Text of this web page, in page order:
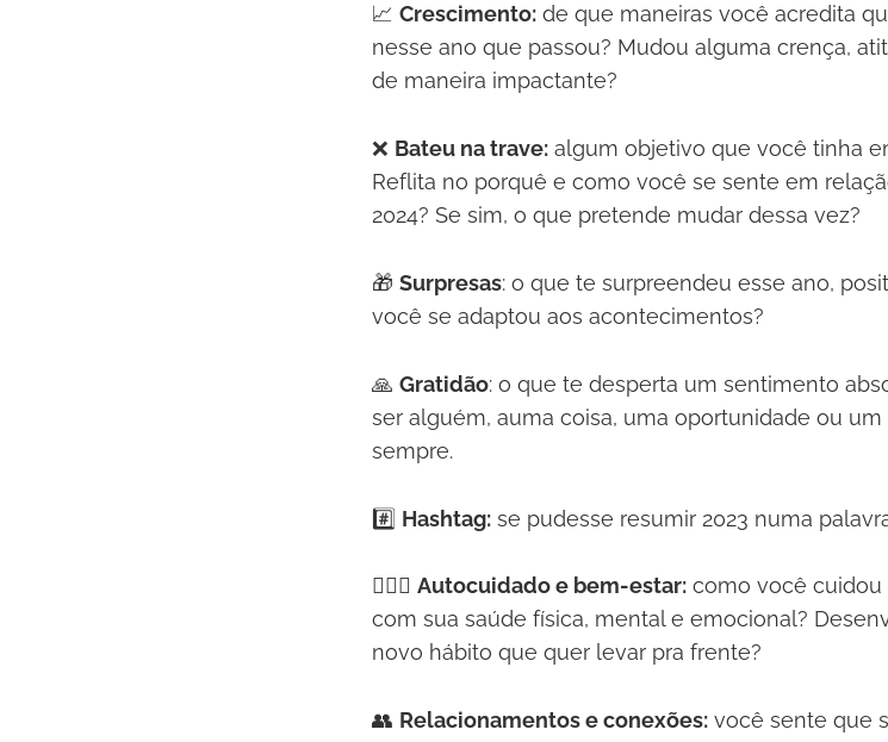
📈 Crescimento: de que maneiras você acredita
nesse ano que passou? Mudou alguma crença,
de maneira impactante?
❌ Bateu na trave: algum objetivo que você tinha
Reflita no porquê e como você se sente em
2024? Se sim, o que pretende mudar dessa vez?
🎁 Surpresas: o que te surpreendeu esse ano,
você se adaptou aos acontecimentos?
🙏 Gratidão: o que te desperta um sentimento
ser alguém, auma coisa, uma oportunidade ou
sempre.
#️⃣ Hashtag: se pudesse resumir 2023 numa
💆🏻‍♂️ Autocuidado e bem-estar: como você cuidou
com sua saúde física, mental e emocional?
novo hábito que quer levar pra frente?
👥 Relacionamentos e conexões: você sente que